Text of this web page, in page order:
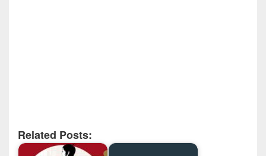
Related Posts: